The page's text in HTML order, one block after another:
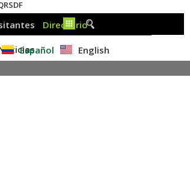
Español English